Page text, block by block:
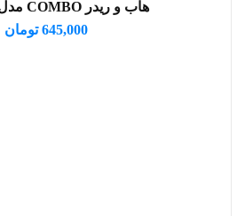
افزودن به سبدهاب و ریدر COMBO مدل USB 2.0
645,000 تومان